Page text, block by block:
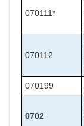
070111*
070112
070199
0702